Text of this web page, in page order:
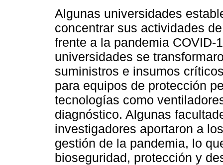
Algunas universidades
concentrar sus actividades
frente a la pandemia
universidades se
suministros e insumos
para equipos de protección
tecnologías como
diagnóstico. Algunas
investigadores aportaron a
gestión de la pandemia, lo
bioseguridad, protección y